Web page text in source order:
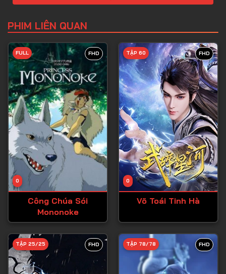
Tập 6
Tập 8
Tập 9
Tập 10
Tập 11
Tập 12
Tập 13
Tập 15
Tập 17
Tập 18
Tập 19
PHIM LIÊN QUAN
FHD
0
FULL
Công Chúa Sói
Mononoke
FHD
0
TẬP 60
Võ Toái Tinh Hà
FHD
TẬP 25/25 FHD
TẬP 78/78